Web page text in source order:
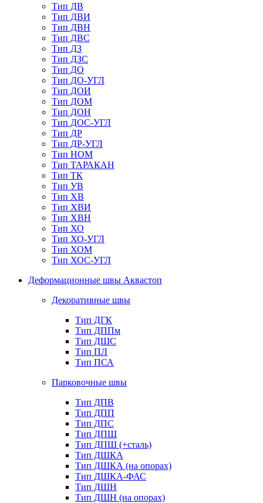
Тип ДВ
Тип ДВИ
Тип ДВН
Тип ДВС
Тип ДЗ
Тип ДЗС
Тип ДО
Тип ДО-УГЛ
Тип ДОИ
Тип ДОМ
Тип ДОН
Тип ДОС-УГЛ
Тип ДР
Тип ДР-УГЛ
Тип НОМ
Тип ТАРАКАН
Тип ТК
Тип УВ
Тип ХВ
Тип ХВИ
Тип ХВН
Тип ХО
Тип ХО-УГЛ
Тип ХОМ
Тип ХОС-УГЛ
Деформационные швы Аквастоп
Декоративные швы
Тип ДГК
Тип ДППм
Тип ДШС
Тип ПЛ
Тип ПСА
Парковочные швы
Тип ДПВ
Тип ДПП
Тип ДПС
Тип ДПШ
Тип ДПШ (+сталь)
Тип ДШКА
Тип ДШКА (на опорах)
Тип ДШКА-ФАС
Тип ДШН
Тип ДШН (на опорах)